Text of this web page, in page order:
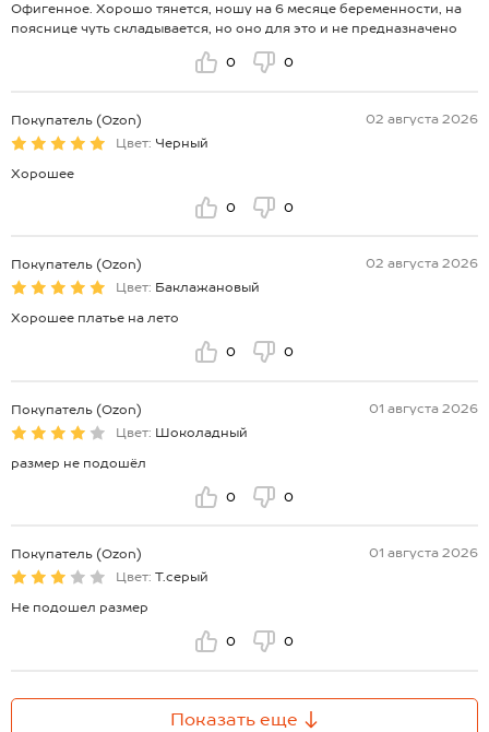
Офигенное. Хорошо тянется, ношу на 6 месяце беременности, на
пояснице чуть складывается, но оно для это и не предназначено
0 0
Покупатель (Ozon)
02 августа 2026
Цвет: Черный
Хорошее
0 0
Покупатель (Ozon)
02 августа 2026
Цвет: Баклажановый
Хорошее платье на лето
0 0
Покупатель (Ozon)
01 августа 2026
Цвет: Шоколадный
размер не подошёл
0 0
Покупатель (Ozon)
01 августа 2026
Цвет: Т.серый
Не подошел размер
0 0
Показать еще